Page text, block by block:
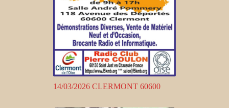
14/03/2026 CLERMONT 60600